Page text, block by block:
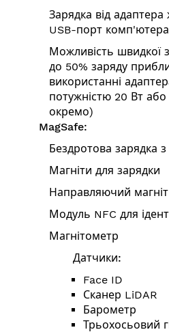
Зарядка від
USB-порт комп'ютера
Можливість швидкої
до 50% заряду
використанні
потужністю 20 Вт
окремо)
MagSafe:
Бездротова зарядка
Магніти для зарядки
Направляючий магніт
Модуль NFC для
Магнітометр
Датчики:
Face ID
Сканер LiDAR
Барометр
Трьохосьовий